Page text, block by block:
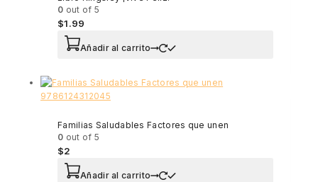
0 out of 5
$1.99
Añadir al carrito
Familias Saludables Factores que unen
0 out of 5
$2
Añadir al carrito